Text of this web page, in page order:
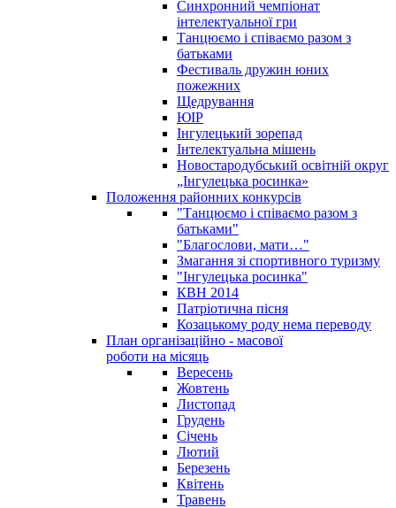
Синхронний чемпіонат
інтелектуальної гри
Танцюємо і співаємо разом з
батьками
Фестиваль дружин юних
пожежних
Щедрування
ЮІР
Інгулецький зорепад
Інтелектуальна мішень
Новостародубський освітній округ
„Інгулецька росинка»
Положення районних конкурсів
"Танцюємо і співаємо разом з
батьками"
"Благослови, мати…"
Змагання зі спортивного туризму
"Інгулецька росинка"
КВН 2014
Патріотична пісня
Козацькому роду нема переводу
План організаційно - масової
роботи на місяць
Вересень
Жовтень
Листопад
Грудень
Січень
Лютий
Березень
Квітень
Травень